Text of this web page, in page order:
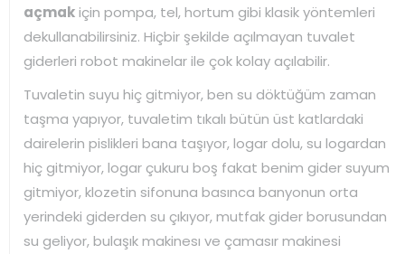
açmakiçin pompa, tel, hortum gibi klasik yöntemleri
dekullanabilirsiniz. Hiçbir şekilde açılmayan tuvalet
giderleri robot makinelar ile çok kolay açılabilir.
Tuvaletin suyu hiç gitmiyor, ben su döktüğüm zaman
taşma yapıyor, tuvaletim tıkalı bütün üst katlardaki
dairelerin pislikleri bana taşıyor, logar dolu, su logardan
hiç gitmiyor, logar çukuru boş fakat benim gider suyum
gitmiyor, klozetin sifonuna basınca banyonun orta
yerindeki giderden su çıkıyor, mutfak gider borusundan
su geliyor, bulaşık makinesı ve çamasır makinesi